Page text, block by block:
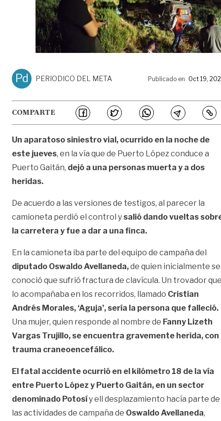
Pd PERIODICO DEL META Publicado en Oct 19,
COMPARTE
Un aparatoso siniestro vial, ocurrido en la noche de
este jueves, en la vía que de Puerto López conduce a
Puerto Gaitán, dejó a una personas muerta y a dos
heridas.
De acuerdo a las versiones de testigos, al parecer la
camioneta perdió el control y salió dando vueltas
la carretera y fue a dar a una finca.
En la camioneta iba parte del equipo de campaña del
diputado Oswaldo Avellaneda,de quien inicialmente se
conoció que sufrió fractura de clavícula. Un trovador
lo acompañaba en los recorridos, llamado Cristian
Andrés Morales, ‘Aguja’, sería la persona que falleció.
Una mujer, quien responde al nombre de Fanny Lizeth
Vargas Trujillo, se encuentra gravemente herida, con
trauma craneoencefálico.
El fatal accidente ocurrió en el kilómetro 18 de la vía
entre Puerto López y Puerto Gaitán, en un sector
denominado Potosíy ell desplazamiento hacía parte de
las actividades de campaña de Oswaldo Avellaneda,